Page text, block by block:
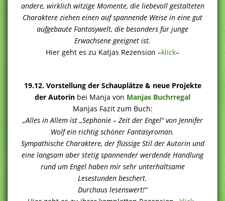
andere, wirklich witzige Momente, die liebevoll gestalteten
Charaktere ziehen einen auf spannende Weise in eine gut
aufgebaute Fantasywelt, die besonders für junge
Erwachsene geeignet ist.
Hier geht es zu Katjas Rezension –klick–
19.12. Vorstellung der Schauplätze & neue Projekte
der Autorin bei Manja von Manjas Buchrregal
Manjas Fazit zum Buch:
„Alles in Allem ist „Sephonie – Zeit der Engel“ von Jennifer
Wolf ein richtig schöner Fantasyroman.
Sympathische Charaktere, der flüssige Stil der Autorin und
eine langsam aber stetig spannender werdende Handlung
rund um Engel haben mir sehr unterhaltsame
Lesestunden beschert.
Durchaus lesenswert!“